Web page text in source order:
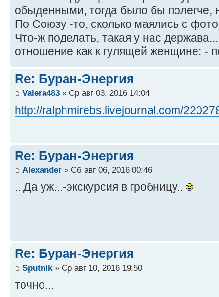
обыденными, тогда было бы полегче,
По Союзу -то, сколько маялись с
Что-ж поделать, такая у нас
отношение как к гулящей женщине: -
Re: Буран-Энергия
Valera483 » Ср авг 03, 2016 14:04
http://ralphmirebs.livejournal.com/
Re: Буран-Энергия
Alexander » Сб авг 06, 2016 00:46
...Да уж...-экскурсия в гробницу..
Re: Буран-Энергия
Sputnik» Ср авг 10, 2016 19:50
точно...